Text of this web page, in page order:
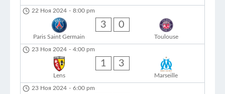
22 Ноя 2024 - 8:00 pm
Paris Saint Germain
3 0
Toulouse
23 Ноя 2024 - 4:00 pm
Lens
1 3
Marseille
23 Ноя 2024 - 6:00 pm